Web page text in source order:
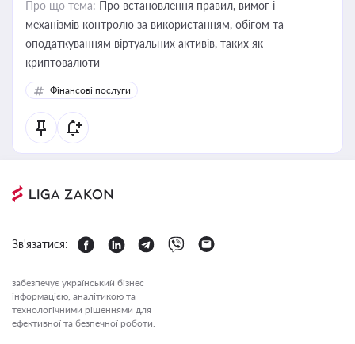
Про що тема: Про встановлення правил, вимог і
механізмів контролю за використанням, обігом та
оподаткуванням віртуальних активів, таких як
криптовалюти
Фінансові послуги
Зв'язатися:
забезпечує український бізнес
інформацією, аналітикою та
технологічними рішеннями для
ефективної та безпечної роботи.